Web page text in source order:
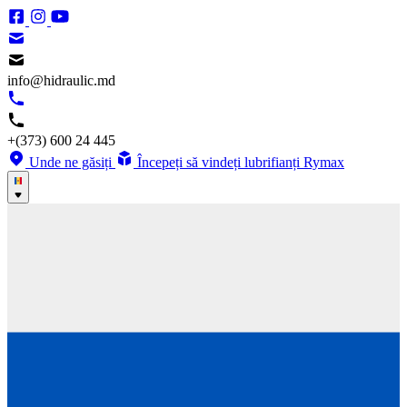
info@hidraulic.md
+(373) 600 24 445
Unde ne găsiți
Începeți să vindeți lubrifianți Rymax